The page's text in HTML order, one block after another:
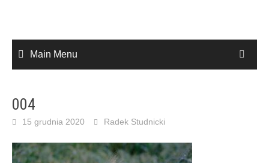
Main Menu
004
15 grudnia 2020 Radek Studnicki